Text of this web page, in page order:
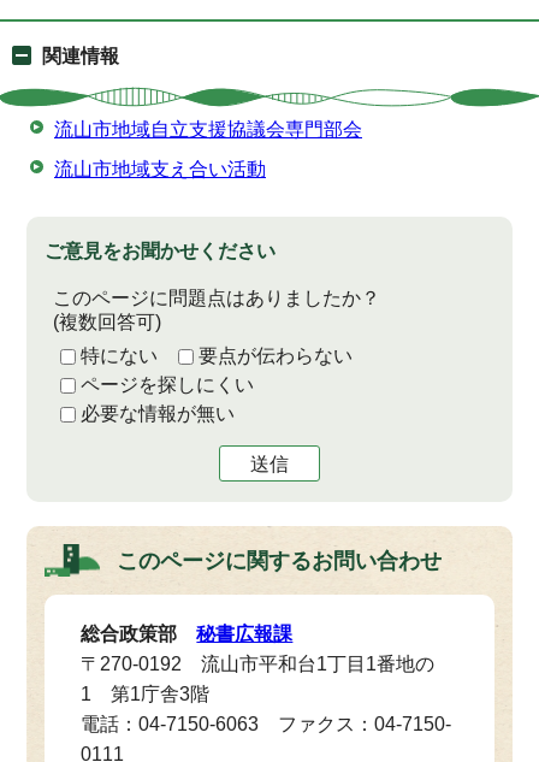
関連情報
流山市地域自立支援協議会専門部会
流山市地域支え合い活動
ご意見をお聞かせください
このページに問題点はありましたか？
(複数回答可)
特にない
要点が伝わらない
ページを探しにくい
必要な情報が無い
送信
このページに関するお問い合わせ
総合政策部秘書広報課
〒270-0192 流山市平和台1丁目1番地の
1 第1庁舎3階
電話：04-7150-6063 ファクス：04-7150-
0111